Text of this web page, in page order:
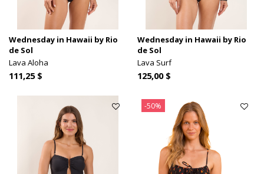
Wednesday in Hawaii by Rio
de Sol
Lava Aloha
111,25 $
Wednesday in Hawaii by Rio
de Sol
Lava Surf
125,00 $
-50%